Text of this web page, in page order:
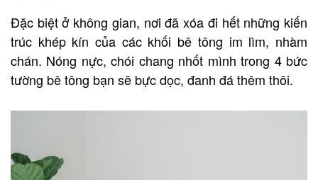
Đặc biệt ở không gian, nơi đã xóa đi hết những kiến
trúc khép kín của các khối bê tông im lìm, nhàm
chán. Nóng nực, chói chang nhốt mình trong 4 bức
tường bê tông bạn sẽ bực dọc, đanh đá thêm thôi.